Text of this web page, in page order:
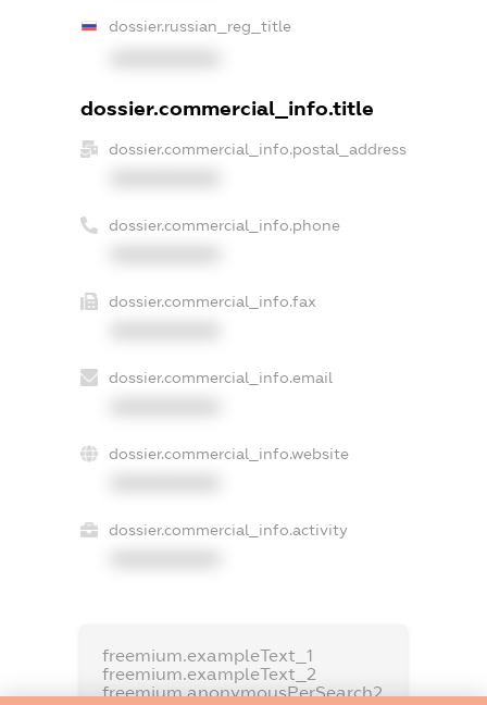
dossier.russian_reg_title
dossier.commercial_info.title
dossier.commercial_info.postal_address
dossier.commercial_info.phone
dossier.commercial_info.fax
dossier.commercial_info.email
dossier.commercial_info.website
dossier.commercial_info.activity
freemium.exampleText_1
freemium.exampleText_2
freemium.anonymousPerSearch2